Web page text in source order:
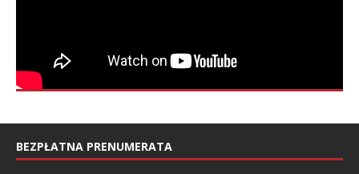
BEZPŁATNA PRENUMERATA